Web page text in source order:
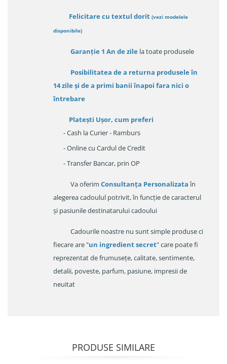
Felicitare cu textul dorit (vezi modelele
disponibile)
Garanție 1 An de zile la toate produsele
Posibilitatea de a returna produsele în
14 zileși de a primi banii înapoi fara nici o
întrebare
Platești Ușor, cum preferi
- Cash la Curier - Ramburs
- Online cu Cardul de Credit
- Transfer Bancar, prin OP
Va oferim Consultanța Personalizataîn
alegerea cadoulul potrivit, în funcție de caracterul
și pasiunile destinatarului cadoului
Cadourile noastre nu sunt simple produse ci
fiecare are "un ingredient secret" care poate fi
reprezentat de frumusețe, calitate, sentimente,
detalii, poveste, parfum, pasiune, impresii de
neuitat
PRODUSE SIMILARE